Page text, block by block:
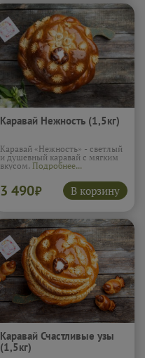
Каравай Нежность (1,5кг)
Каравай «Нежность» - светлый
и душевный каравай с мягким
вкусом. Подробнее...
3 490₽ В корзину
Каравай Счастливые узы
(1,5кг)